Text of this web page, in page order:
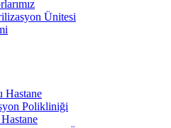
Ünitesi
Hastane
Polikliniği